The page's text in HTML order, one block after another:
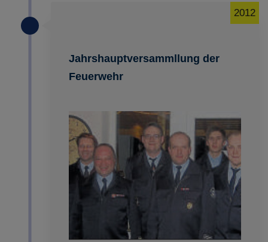
Jahrshauptversammllung der
Feuerwehr
2012